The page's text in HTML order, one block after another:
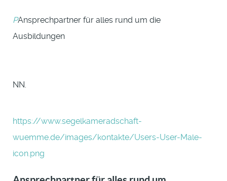
PAnsprechpartner für alles rund um die
Ausbildungen
NN.
https://www.segelkameradschaft-
wuemme.de/images/kontakte/Users-User-Male-
icon.png